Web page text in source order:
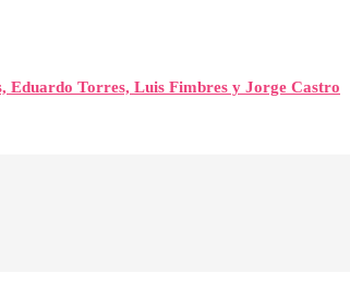
Eduardo Torres, Luis Fimbres y Jorge Castro